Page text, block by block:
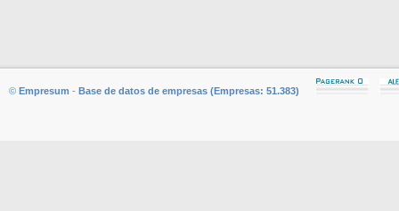
© Empresum - Base de datos de empresas (Empresas: 51.383)